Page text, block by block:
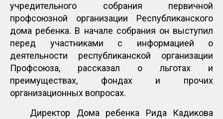
учредительного собрания первичной
профсоюзной организации Республиканского
дома ребенка. В начале собрания он выступил
перед участниками с информацией о
деятельности республиканской организации
Профсоюза, рассказал о льготах и
преимуществах, фондах и прочих
организационных вопросах.
Директор Дома ребенка Рида Кадикова